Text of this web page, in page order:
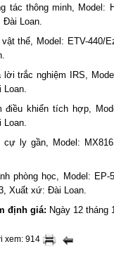
tác thông minh, Model:
Đài Loan.
thể, Model: ETV-440/
lời trắc nghiệm IRS,
Loan.
điều khiển tích hợp,
Loan.
cự ly gần, Model:
phòng học, Model: EP-
Xuất xứ: Đài Loan.
định giá: Ngày 12 tháng
xem: 914